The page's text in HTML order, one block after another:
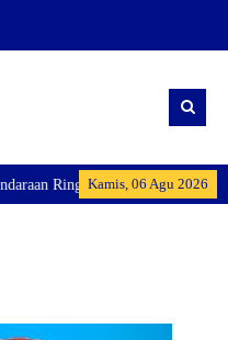
Kamis, 06 Agu 2026
membuka Kelas Industri: